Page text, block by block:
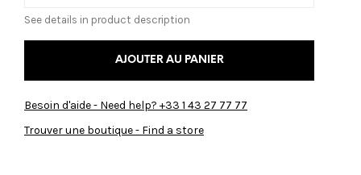
See details in product description
AJOUTER AU PANIER
Besoin d'aide - Need help? +33 1 43 27 77 77
Trouver une boutique - Find a store